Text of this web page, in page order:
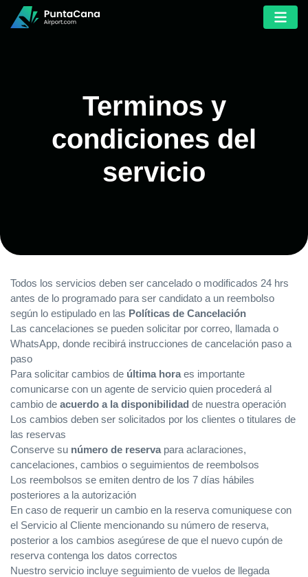
Terminos y
condiciones del
servicio
Todos los servicios deben ser cancelado o modificados 24 hrs
antes de lo programado para ser candidato a un reembolso
según lo estipulado en las Políticas de Cancelación
Las cancelaciones se pueden solicitar por correo, llamada o
WhatsApp, donde recibirá instrucciones de cancelación paso a
paso
Para solicitar cambios de última hora es importante
comunicarse con un agente de servicio quien procederá al
cambio de acuerdo a la disponibilidad de nuestra operación
Los cambios deben ser solicitados por los clientes o titulares de
las reservas
Conserve su número de reserva para aclaraciones,
cancelaciones, cambios o seguimientos de reembolsos
Los reembolsos se emiten dentro de los 7 días hábiles
posteriores a la autorización
En caso de requerir un cambio en la reserva comuniquese con
el Servicio al Cliente mencionando su número de reserva,
posterior a los cambios asegúrese de que el nuevo cupón de
reserva contenga los datos correctos
Nuestro servicio incluye seguimiento de vuelos de llegada